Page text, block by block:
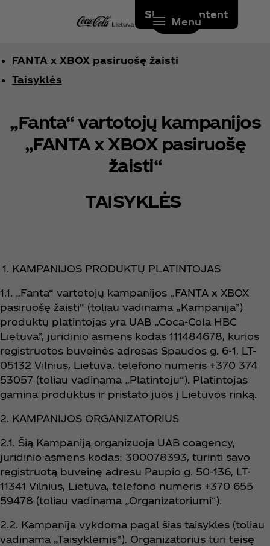
Skip to content
Menu
FANTA x XBOX pasiruošę žaisti
Taisyklės
„Fanta“ vartotojų kampanijos
„FANTA x XBOX pasiruošę
žaisti“
TAISYKLĖS
KAMPANIJOS PRODUKTŲ PLATINTOJAS
1.1. „Fanta“ vartotojų kampanijos „FANTA x XBOX
pasiruošę žaisti“ (toliau vadinama „Kampanija“)
produktų platintojas yra UAB „Coca‑Cola HBC
Lietuva“, juridinio asmens kodas 111484678, kurios
registruotos buveinės adresas Spaudos g. 6-1, LT-
05132 Vilnius, Lietuva, telefono numeris +370 374
53057 (toliau vadinama „Platintoju“). Platintojas
gamina produktus ir pristato juos į Lietuvos rinką.
2. KAMPANIJOS ORGANIZATORIUS
2.1. Šią Kampaniją organizuoja UAB coagency,
juridinio asmens kodas: 300078393, turinti savo
registruotą buveinę adresu Paupio g. 50-136, LT-
11341 Vilnius, Lietuva, telefono numeris +370 655
59478 (toliau vadinama „Organizatoriumi“).
2.2. Kampanija vykdoma pagal šias taisykles (toliau
vadinama „Taisyklėmis“). Organizatorius turi teisę